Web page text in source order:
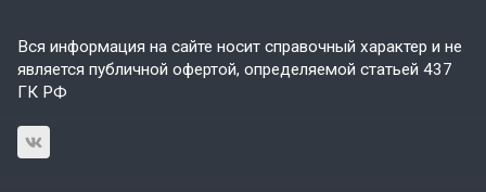
Вся информация на сайте носит справочный характер и не
является публичной офертой, определяемой статьей 437
ГК РФ